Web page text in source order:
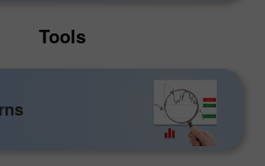
Tools